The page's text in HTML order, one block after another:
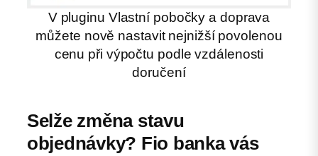
V pluginu Vlastní pobočky a doprava
můžete nově nastavit nejnižší povolenou
cenu při výpočtu podle vzdálenosti
doručení
Selže změna stavu
objednávky? Fio banka vás